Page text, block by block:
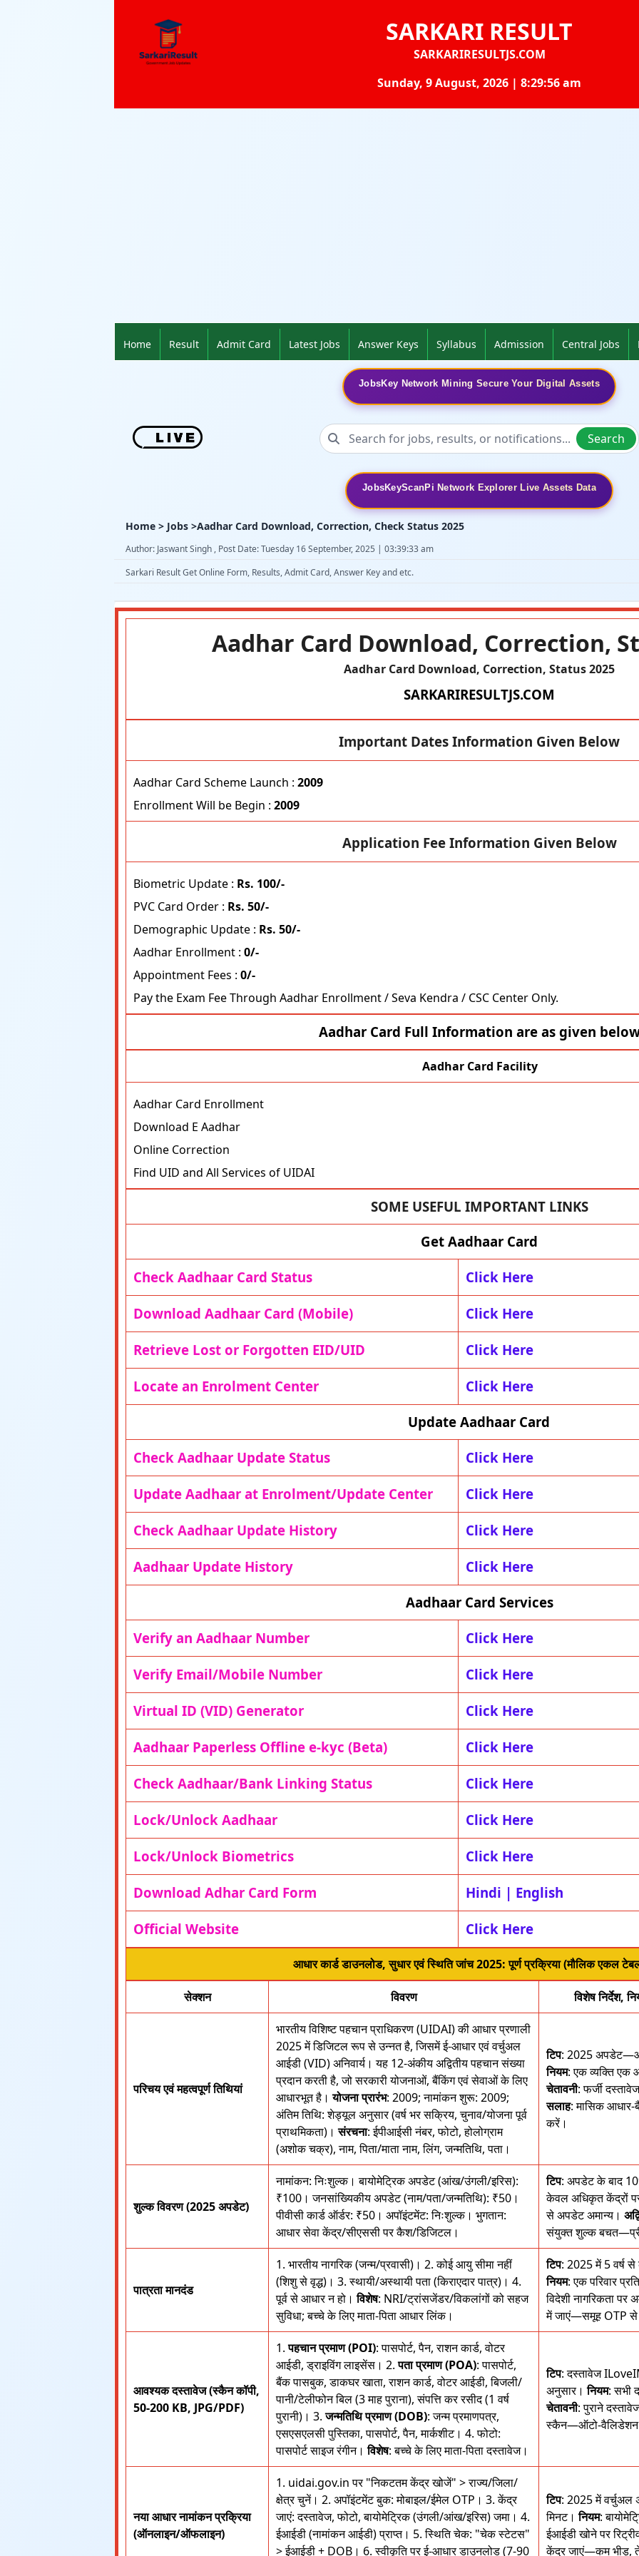
SARKARI RESULT
SARKARIRESULTJS.COM
Sunday, 9 August, 2026 | 8:29:57 am
Home Result Admit Card Latest Jobs Answer Keys Syllabus Admission Central Jobs
JobsKey Network Mining Secure Your Digital Assets
Search
JobsKeyScanPi Network Explorer Live Assets Data
Home > Jobs >Aadhar Card Download, Correction, Check Status 2025
Author: Jaswant Singh , Post Date: Tuesday 16 September, 2025 | 03:39:33 am
Sarkari Result Get Online Form, Results, Admit Card, Answer Key and etc.
Aadhar Card Download, Correction,
Aadhar Card Download, Correction, Status 2025
SARKARIRESULTJS.COM
Important Dates Information Given Below
Aadhar Card Scheme Launch : 2009
Enrollment Will be Begin : 2009
Application Fee Information Given Below
Biometric Update : Rs. 100/-
PVC Card Order : Rs. 50/-
Demographic Update : Rs. 50/-
Aadhar Enrollment : 0/-
Appointment Fees : 0/-
Pay the Exam Fee Through Aadhar Enrollment / Seva Kendra / CSC Center Only.
Aadhar Card Full Information are as given
Aadhar Card Facility
Aadhar Card Enrollment
Download E Aadhar
Online Correction
Find UID and All Services of UIDAI
SOME USEFUL IMPORTANT LINKS
Get Aadhaar Card
Check Aadhaar Card Status
Click Here
Download Aadhaar Card (Mobile) Click Here
Retrieve Lost or Forgotten EID/UID Click Here
Locate an Enrolment Center
Click Here
Update Aadhaar Card
Check Aadhaar Update Status
Click Here
Update Aadhaar at Enrolment/Update Center Click Here
Check Aadhaar Update History Click Here
Aadhaar Update History
Click Here
Aadhaar Card Services
Verify an Aadhaar Number
Click Here
Verify Email/Mobile Number Click Here
Virtual ID (VID) Generator Click Here
Aadhaar Paperless Offline e-kyc (Beta) Click Here
Check Aadhaar/Bank Linking Status Click Here
Lock/Unlock Aadhaar Click Here
Lock/Unlock Biometrics Click Here
Download Adhar Card Form Hindi | English
Official Website Click Here
आधार कार्ड डाउनलोड, सुधार एवं स्थिति जांच 2025: पूर्ण प्रक्रिया (मौलिक एकल
सेक्शन विवरण विशेष निर्देश,
परिचय एवं महत्वपूर्ण तिथियां
भारतीय विशिष्ट पहचान प्राधिकरण (UIDAI) की आधार प्रणाली
2025 में डिजिटल रूप से उन्नत है, जिसमें ई-आधार एवं वर्चुअल
आईडी (VID) अनिवार्य। यह 12-अंकीय अद्वितीय पहचान संख्या
प्रदान करती है, जो सरकारी योजनाओं, बैंकिंग एवं सेवाओं के लिए
आधारभूत है।योजना प्रारंभ: 2009; नामांकन शुरू: 2009;
अंतिम तिथि: शेड्यूल अनुसार (वर्ष भर सक्रिय, चुनाव/योजना पूर्व
प्राथमिकता)।संरचना: ईपीआईसी नंबर, फोटो, होलोग्राम
(अशोक चक्र), नाम, पिता/माता नाम, लिंग, जन्मतिथि, पता।
टिप: 2025
नियम: एक व्यक्ति एक
चेतावनी: फर्जी
सलाह: मासिक
करें।
शुल्क विवरण (2025 अपडेट)
नामांकन: निःशुल्क। बायोमेट्रिक अपडेट (आंख/उंगली/इरिस):
₹100। जनसांख्यिकीय अपडेट (नाम/पता/जन्मतिथि): ₹50।
पीवीसी कार्ड ऑर्डर: ₹50। अपॉइंटमेंट: निःशुल्क। भुगतान:
आधार सेवा केंद्र/सीएससी पर कैश/डिजिटल।
टिप: अपडेट के बाद
केवल अधिकृत केंद्रों
से अपडेट अमान्य।
संयुक्त शुल्क
पात्रता मानदंड
1. भारतीय नागरिक (जन्म/प्रवासी)। 2. कोई आयु सीमा नहीं
(शिशु से वृद्ध)। 3. स्थायी/अस्थायी पता (किराएदार पात्र)। 4.
पूर्व से आधार न हो।विशेष: NRI/ट्रांसजेंडर/विकलांगों को सहज
सुविधा; बच्चे के लिए माता-पिता आधार लिंक।
टिप: 2025 में 5 वर्ष
नियम: एक परिवार
विदेशी नागरिकता पर
में जाएं—समूह OTP से
आवश्यक दस्तावेज (स्कैन कॉपी,
50-200 KB, JPG/PDF)
1.पहचान प्रमाण (POI): पासपोर्ट, पैन, राशन कार्ड, वोटर
आईडी, ड्राइविंग लाइसेंस। 2.पता प्रमाण (POA): पासपोर्ट,
बैंक पासबुक, डाकघर खाता, राशन कार्ड, वोटर आईडी, बिजली/
पानी/टेलीफोन बिल (3 माह पुराना), संपत्ति कर रसीद (1 वर्ष
पुरानी)। 3.जन्मतिथि प्रमाण (DOB): जन्म प्रमाणपत्र,
एसएसएलसी पुस्तिका, पासपोर्ट, पैन, मार्कशीट। 4. फोटो:
पासपोर्ट साइज रंगीन।विशेष: बच्चे के लिए माता-पिता दस्तावेज।
टिप: दस्तावेज
अनुसार।नियम: सभी
चेतावनी: पुराने
स्कैन—ऑटो-
नया आधार नामांकन प्रक्रिया
(ऑनलाइन/ऑफलाइन)
1. uidai.gov.in पर "निकटतम केंद्र खोजें" > राज्य/जिला/
क्षेत्र चुनें। 2. अपॉइंटमेंट बुक: मोबाइल/ईमेल OTP। 3. केंद्र
जाएं: दस्तावेज, फोटो, बायोमेट्रिक (उंगली/आंख/इरिस) जमा। 4.
ईआईडी (नामांकन आईडी) प्राप्त। 5. स्थिति चेक: "चेक स्टेटस"
> ईआईडी + DOB। 6. स्वीकृति पर ई-आधार डाउनलोड (7-90
टिप: 2025 में वर्चुअल
मिनट।नियम:
ईआईडी खोने पर
केंद्र जाएं—कम भीड़,